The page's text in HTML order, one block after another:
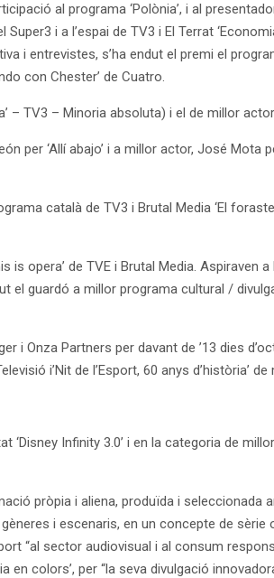
al programa ‘Polònia’, i al
i a l’espai de TV3 i El Terrat
i entrevistes, s’ha endut el premi el
con Chester’ de Cuatro.
– TV3 – Minoria absoluta) i el de millor
per ‘Allí abajo’ i a millor actor, José Mota
català de TV3 i Brutal Media ‘El
opera’ de TVE i Brutal Media. Aspiraven
el guardó a millor programa cultural /
Onza Partners per davant de ’13 dies
i’Nit de l’Esport, 60 anys d’història’
Infinity 3.0’ i en la categoria de
pròpia i aliena, produïda i seleccionada
i escenaris, en un concepte de
“al sector audiovisual i al consum
en colors’, per “la seva divulgació